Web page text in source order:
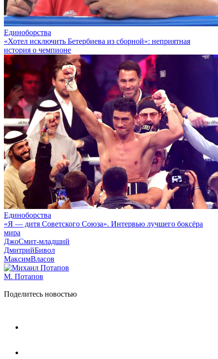
Единоборства
«Хотел исключить Бетербиева из сборной»: неприятная
история о чемпионе
Единоборства
«Я — дитя Советского Союза». Интервью лучшего боксёра
мира
ДжоСмит-младший
ДмитрийБивол
МаксимВласов
М. Потапов
Поделитесь новостью